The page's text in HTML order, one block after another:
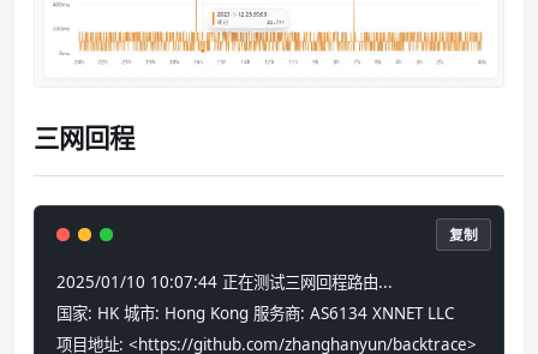
三网回程
2025/01/10 10:07:44 正在测试三网回程路由...
国家: HK 城市: Hong Kong 服务商: AS6134 XNNET LLC
项目地址: <https://github.com/zhanghanyun/backtrace>
复制